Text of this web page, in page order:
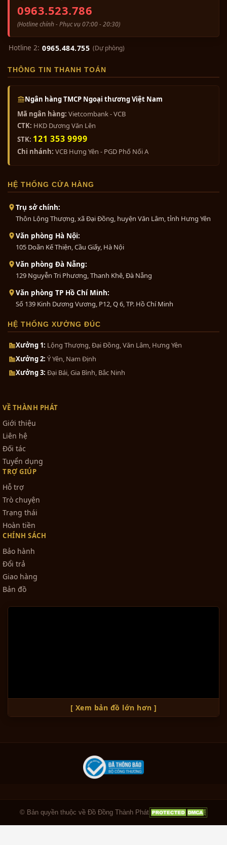
0963.523.786
(Hotline chính - Phục vụ 07:00 - 20:30)
Hotline 2: 0965.484.755 (Dự phòng)
THÔNG TIN THANH TOÁN
Ngân hàng TMCP Ngoại thương Việt Nam
Mã ngân hàng: Vietcombank - VCB
CTK: HKD Dương Văn Lên
STK: 121 353 9999
Chi nhánh: VCB Hưng Yên - PGD Phố Nối A
HỆ THỐNG CỬA HÀNG
Trụ sở chính:
Thôn Lộng Thượng, xã Đại Đồng, huyện Văn Lâm, tỉnh Hưng Yên
Văn phòng Hà Nội:
105 Doãn Kế Thiện, Cầu Giấy, Hà Nội
Văn phòng Đà Nẵng:
129 Nguyễn Tri Phương, Thanh Khê, Đà Nẵng
Văn phòng TP Hồ Chí Minh:
Số 139 Kinh Dương Vương, P12, Q 6, TP. Hồ Chí Minh
HỆ THỐNG XƯỞNG ĐÚC
Xưởng 1: Lộng Thượng, Đại Đồng, Văn Lâm, Hưng Yên
Xưởng 2: Ý Yên, Nam Định
Xưởng 3: Đại Bái, Gia Bình, Bắc Ninh
VỀ THÀNH PHÁT
Giới thiệu
Liên hệ
Đối tác
Tuyển dụng
TRỢ GIÚP
Hỗ trợ
Trò chuyện
Trạng thái
Hoàn tiền
CHÍNH SÁCH
Bảo hành
Đổi trả
Giao hàng
Bản đồ
[ Xem bản đồ lớn hơn ]
© Bản quyền thuộc về Đồ Đồng Thành Phát